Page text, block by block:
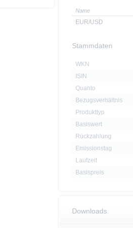
Name
EUR/USD
Stammdaten
WKN
ISIN
Quanto
Bezugsverhältnis
Produkttyp
Basiswert
Rückzahlung
Emissionstag
Laufzeit
Basispreis
Downloads